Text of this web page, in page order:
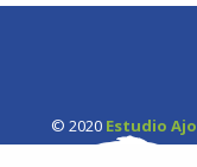
© 2020 Estudio